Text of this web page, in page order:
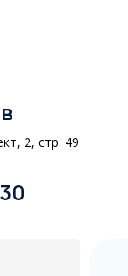
2, стр. 49